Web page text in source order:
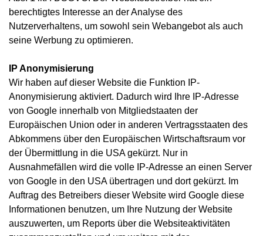
berechtigtes Interesse an der Analyse des
Nutzerverhaltens, um sowohl sein Webangebot als auch
seine Werbung zu optimieren.
IP Anonymisierung
Wir haben auf dieser Website die Funktion IP-
Anonymisierung aktiviert. Dadurch wird Ihre IP-Adresse
von Google innerhalb von Mitgliedstaaten der
Europäischen Union oder in anderen Vertragsstaaten des
Abkommens über den Europäischen Wirtschaftsraum vor
der Übermittlung in die USA gekürzt. Nur in
Ausnahmefällen wird die volle IP-Adresse an einen Server
von Google in den USA übertragen und dort gekürzt. Im
Auftrag des Betreibers dieser Website wird Google diese
Informationen benutzen, um Ihre Nutzung der Website
auszuwerten, um Reports über die Websiteaktivitäten